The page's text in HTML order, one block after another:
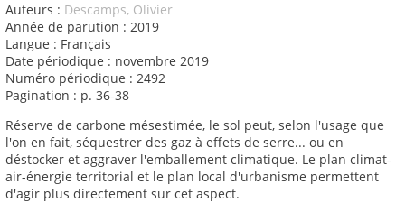
Auteurs : Descamps, Olivier
Année de parution : 2019
Langue : Français
Date périodique : novembre 2019
Numéro périodique : 2492
Pagination : p. 36-38
Réserve de carbone mésestimée, le sol peut, selon l'usage que
l'on en fait, séquestrer des gaz à effets de serre... ou en
déstocker et aggraver l'emballement climatique. Le plan climat-
air-énergie territorial et le plan local d'urbanisme permettent
d'agir plus directement sur cet aspect.